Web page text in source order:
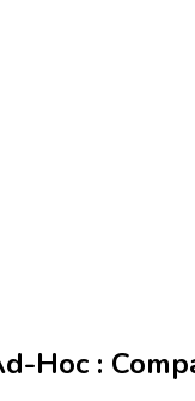
Hoc :